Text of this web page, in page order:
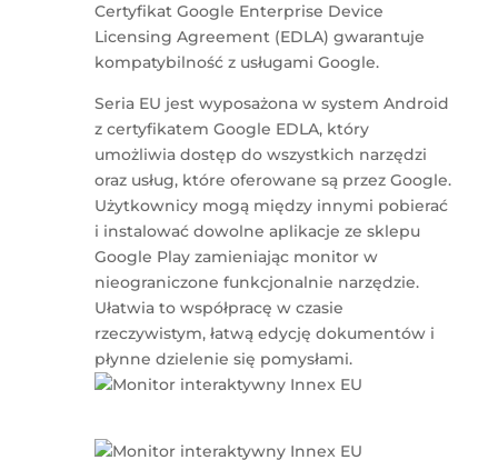
Certyfikat Google Enterprise Device
Licensing Agreement (EDLA) gwarantuje
kompatybilność z usługami Google.
Seria EU jest wyposażona w system Android
z certyfikatem Google EDLA, który
umożliwia dostęp do wszystkich narzędzi
oraz usług, które oferowane są przez Google.
Użytkownicy mogą między innymi pobierać
i instalować dowolne aplikacje ze sklepu
Google Play zamieniając monitor w
nieograniczone funkcjonalnie narzędzie.
Ułatwia to współpracę w czasie
rzeczywistym, łatwą edycję dokumentów i
płynne dzielenie się pomysłami.